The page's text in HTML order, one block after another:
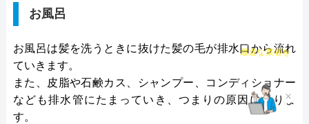
お風呂
お風呂は髪を洗うときに抜けた髪の毛が排水口から流れ
ていきます。
また、皮脂や石鹸カス、シャンプー、コンディショナー
なども排水管にたまっていき、つまりの原因になりま
す。
×
チャット診断で
最適な業者を